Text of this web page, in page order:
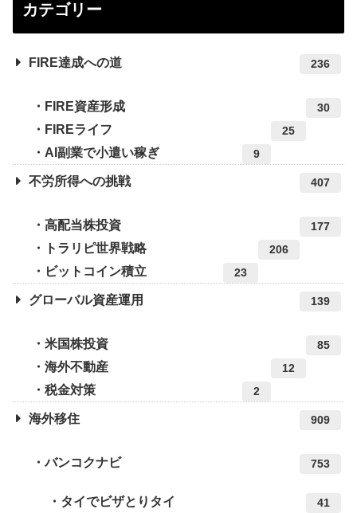
カテゴリー
FIRE達成への道 236
FIRE資産形成 30
FIREライフ 25
AI副業で小遣い稼ぎ 9
不労所得への挑戦 407
高配当株投資 177
トラリピ世界戦略 206
ビットコイン積立 23
グローバル資産運用 139
米国株投資 85
海外不動産 12
税金対策 2
海外移住 909
バンコクナビ 753
タイでビザとりタイ 41